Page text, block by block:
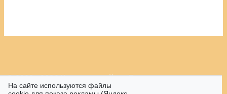
© 2009 - 2026 Контрастный.ру.Политика
конфиденциальности.
На сайте используются файлы